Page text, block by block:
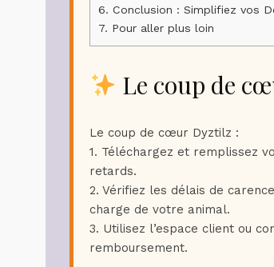
6. Conclusion : Simplifiez vos
7. Pour aller plus loin
Le coup de
Le coup de cœur Dyztilz :
1. Téléchargez et remplissez
retards.
2. Vérifiez les délais de
charge de votre animal.
3. Utilisez l’espace client ou
remboursement.